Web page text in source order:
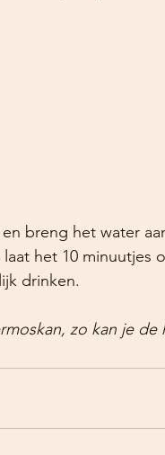
breng het water
het 10 minuutjes
drinken.
zo kan je de